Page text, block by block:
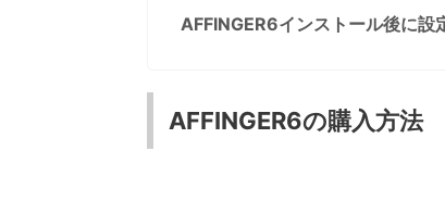
AFFINGER6インストール後に設
AFFINGER6の購入方法